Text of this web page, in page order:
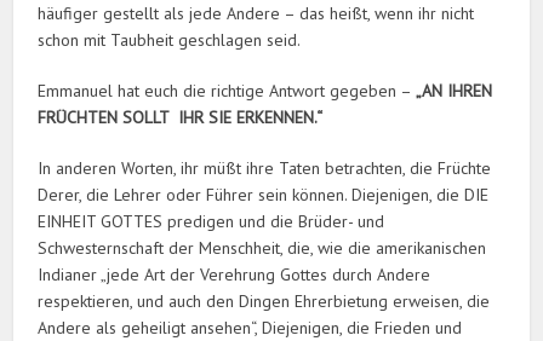
häufiger gestellt als jede Andere – das heißt, wenn ihr nicht
schon mit Taubheit geschlagen seid.
Emmanuel hat euch die richtige Antwort gegeben –„AN IHREN
FRÜCHTEN SOLLT IHR SIE ERKENNEN.“
In anderen Worten, ihr müßt ihre Taten betrachten, die Früchte
Derer, die Lehrer oder Führer sein können. Diejenigen, die DIE
EINHEIT GOTTES predigen und die Brüder- und
Schwesternschaft der Menschheit, die, wie die amerikanischen
Indianer „jede Art der Verehrung Gottes durch Andere
respektieren, und auch den Dingen Ehrerbietung erweisen, die
Andere als geheiligt ansehen“, Diejenigen, die Frieden und